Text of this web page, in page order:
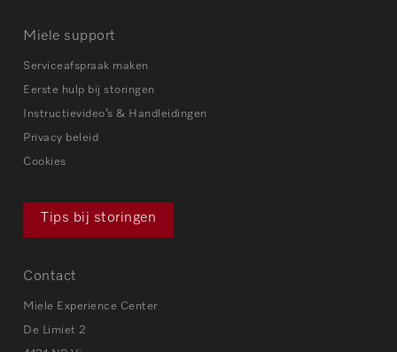
Miele support
Serviceafspraak maken
Eerste hulp bij storingen
Instructievideo’s & Handleidingen
Privacy beleid
Cookies
Tips bij storingen
Contact
Miele Experience Center
De Limiet 2